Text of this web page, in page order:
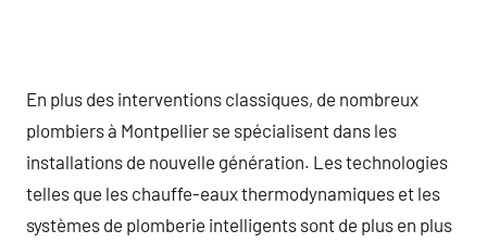
En plus des interventions classiques, de nombreux
plombiers à Montpellier se spécialisent dans les
installations de nouvelle génération. Les technologies
telles que les chauffe-eaux thermodynamiques et les
systèmes de plomberie intelligents sont de plus en plus